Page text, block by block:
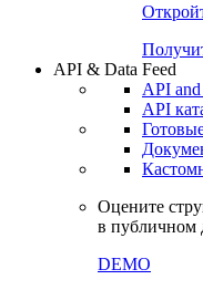
API & Data Feed
API and
API
Оцените
в публичном
DEMO